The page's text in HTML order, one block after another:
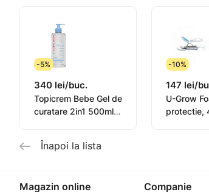
-5%
340 lei/buc.
Topicrem Bebe Gel de
curatare 2in1 500ml
-10%
147 lei/
U-Grow
protectie,
Înapoi la lista
Magazin online Companie